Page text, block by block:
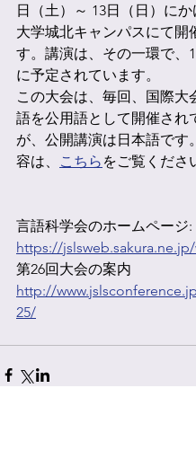
日（土）～ 13日（日）に
大学城北キャンパスにて開
す。講演は、その一環で、
に予定されています。
この大会は、毎回、国際大
語を公用語として開催され
が、公開講演は日本語です
容は、
こちら をご覧くださ
言語科学会のホームページ:
https://
第26回大会の案内
http://
25/